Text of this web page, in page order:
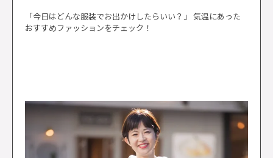
「今日はどんな服装でお出かけしたらいい？」 気温にあった
おすすめファッションをチェック！